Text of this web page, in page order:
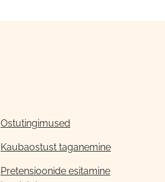
Ostutingimused
Kaubaostust taganemine
Pretensioonide esitamine